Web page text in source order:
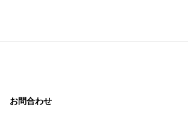
お問合わせ